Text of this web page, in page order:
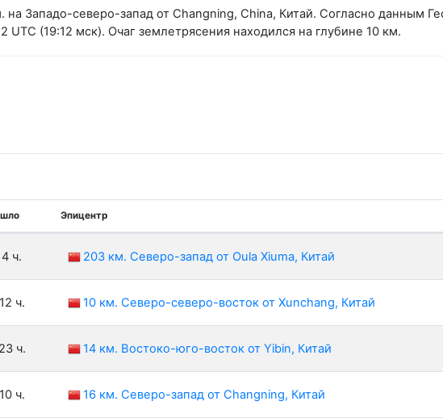
Западо-северо-запад от Changning, China, Китай. Согласно данным
(19:12 мск). Очаг землетрясения находился на глубине 10 км.
Эпицентр
ч. 203 км. Северо-запад от Oula Xiuma, Китай
ч. 10 км. Северо-северо-восток от Xunchang, Китай
ч. 14 км. Востоко-юго-восток от Yibin, Китай
ч. 16 км. Северо-запад от Changning, Китай